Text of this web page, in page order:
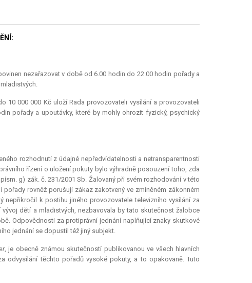
nezařazovat v době od 6.00 hodin do 22.00 hodin pořady a
000 000 Kč uloží Rada provozovateli vysílání a provozovateli
pořady a upoutávky, které by mohly ohrozit fyzický, psychický
rozhodnutí z údajné nepředvídatelnosti a netransparentnosti
řízení o uložení pokuty bylo výhradně posouzení toho, zda
g) zák. č. 231/2001 Sb. Žalovaný při svém rozhodování v této
rovněž porušují zákaz zakotvený ve zmíněném zákonném
nepřikročil k postihu jiného provozovatele televizního vysílání za
dětí a mladistvých, nezbavovala by tato skutečnost žalobce
Odpovědnosti za protiprávní jednání naplňující znaky skutkové
jednání se dopustil též jiný subjekt.
, je obecně známou skutečností publikovanou ve všech hlavních
odvysílání těchto pořadů vysoké pokuty, a to opakovaně. Tuto